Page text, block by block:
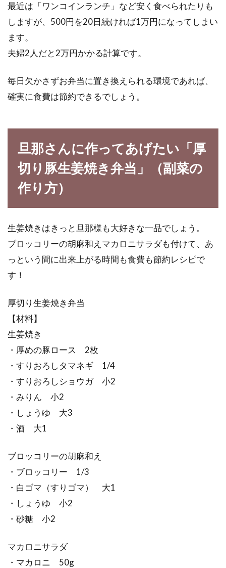
最近は「ワンコインランチ」など安く食べられたりも
しますが、500円を20日続ければ1万円になってしまい
ます。
夫婦2人だと2万円かかる計算です。
毎日欠かさずお弁当に置き換えられる環境であれば、
確実に食費は節約できるでしょう。
旦那さんに作ってあげたい「厚
切り豚生姜焼き弁当」（副菜の
作り方）
生姜焼きはきっと旦那様も大好きな一品でしょう。
ブロッコリーの胡麻和えマカロニサラダも付けて、あ
っという間に出来上がる時間も食費も節約レシピで
す！
厚切り生姜焼き弁当
【材料】
生姜焼き
・厚めの豚ロース 2枚
・すりおろしタマネギ 1/4
・すりおろしショウガ 小2
・みりん 小2
・しょうゆ 大3
・酒 大1
ブロッコリーの胡麻和え
・ブロッコリー 1/3
・白ゴマ（すりゴマ） 大1
・しょうゆ 小2
・砂糖 小2
マカロニサラダ
・マカロニ 50g